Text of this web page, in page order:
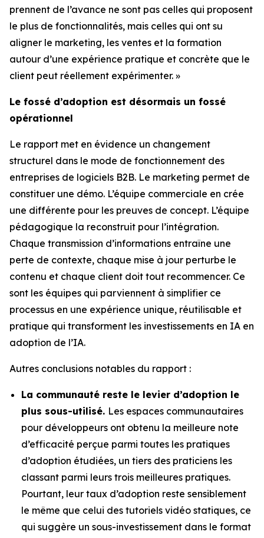
prennent de l’avance ne sont pas celles qui proposent
le plus de fonctionnalités, mais celles qui ont su
aligner le marketing, les ventes et la formation
autour d’une expérience pratique et concrète que le
client peut réellement expérimenter. »
Le fossé d’adoption est désormais un fossé
opérationnel
Le rapport met en évidence un changement
structurel dans le mode de fonctionnement des
entreprises de logiciels B2B. Le marketing permet de
constituer une démo. L’équipe commerciale en crée
une différente pour les preuves de concept. L’équipe
pédagogique la reconstruit pour l’intégration.
Chaque transmission d’informations entraîne une
perte de contexte, chaque mise à jour perturbe le
contenu et chaque client doit tout recommencer. Ce
sont les équipes qui parviennent à simplifier ce
processus en une expérience unique, réutilisable et
pratique qui transforment les investissements en IA en
adoption de l’IA.
Autres conclusions notables du rapport :
La communauté reste le levier d’adoption le
plus sous-utilisé. Les espaces communautaires
pour développeurs ont obtenu la meilleure note
d’efficacité perçue parmi toutes les pratiques
d’adoption étudiées, un tiers des praticiens les
classant parmi leurs trois meilleures pratiques.
Pourtant, leur taux d’adoption reste sensiblement
le même que celui des tutoriels vidéo statiques, ce
qui suggère un sous-investissement dans le format